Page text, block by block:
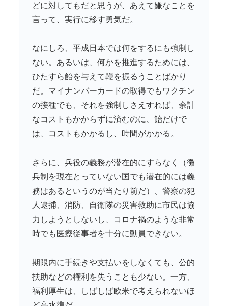
どに対してもだと思うが、あえて嫌なことを
言って、実行に移す勇気だ。
なにしろ、平成日本では何をするにも強制し
ない。あるいは、何かを推進するためには、
ひたすら飴を与えて鞭を振るうことばかり
だ。マイナンバーカードの取得でもワクチン
の接種でも、それを強制しさえすれば、余計
なコストもかからずに済むのに、飴だけで
は、コストもかかるし、時間がかかる。
さらに、兵役の義務が潜在的にすらなく（徴
兵制を現在とっていない国でも潜在的には義
務はあるというのが当たり前だ）、警察の犯
人逮捕、消防、自衛隊の災害救助に市民は協
力しようとしないし、コロナ禍のような非常
時でも医療従事者を十分に動員できない。
期限内に手続きや支払いをしなくても、公的
扶助などの権利を失うことも少ない。一方、
福利厚生は、しばしば欧米で考えられないほ